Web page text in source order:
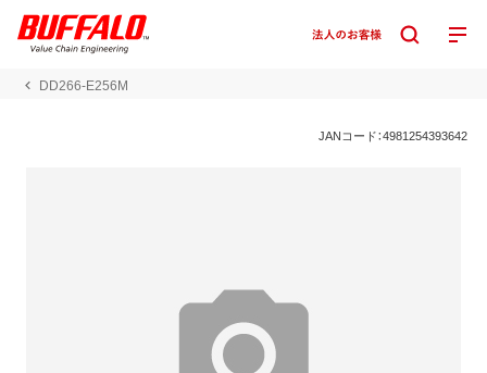
DD266-E256M
JANコード：4981254393642